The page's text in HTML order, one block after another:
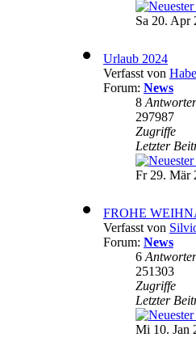
Sa 20. Apr
Urlaub 2024
Verfasst von
Forum: News
8
297987
Zugriffe
Letzter
Fr 29. Mär
FROHE
Verfasst von
Forum: News
6
251303
Zugriffe
Letzter
Mi 10. Jan